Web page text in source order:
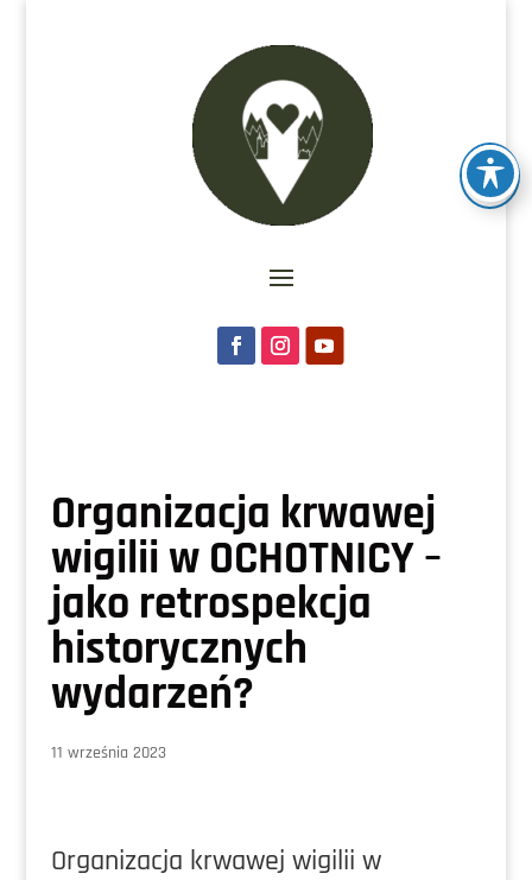
Organizacja krwawej
wigilii w OCHOTNICY –
jako retrospekcja
historycznych
wydarzeń?
11 września 2023
Organizacja krwawej wigilii w